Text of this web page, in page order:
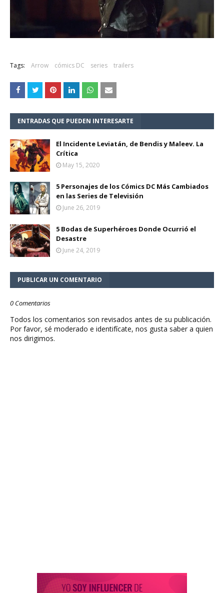
Tags: Arrow cómics DC series trailers
ENTRADAS QUE PUEDEN INTERESARTE
El Incidente Leviatán, de Bendis y Maleev. La
Crítica
May 15, 2020
5 Personajes de los Cómics DC Más Cambiados
en las Series de Televisión
June 26, 2019
5 Bodas de Superhéroes Donde Ocurrió el
Desastre
June 24, 2019
PUBLICAR UN COMENTARIO
0 Comentarios
Todos los comentarios son revisados antes de su publicación.
Por favor, sé moderado e identifícate, nos gusta saber a quien
nos dirigimos.